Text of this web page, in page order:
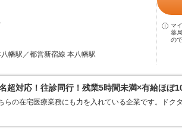
八幡駅／都営新宿線 本八幡駅
マ
薬
の
超対応！往診同行！残業5時間未満×有給ほぼ
らの在宅医療業務にも力を入れている企業です。ドク